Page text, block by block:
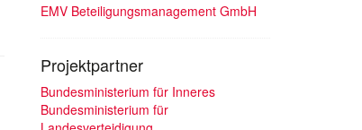
EMV Beteiligungsmanagement GmbH
Projektpartner
Bundesministerium für Inneres
Bundesministerium für